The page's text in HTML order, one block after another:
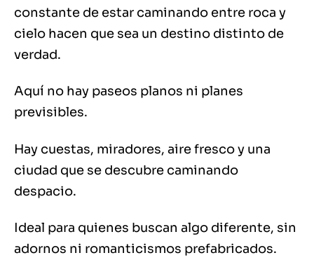
constante de estar caminando entre roca y
cielo hacen que sea un destino distinto de
verdad.
Aquí no hay paseos planos ni planes
previsibles.
Hay cuestas, miradores, aire fresco y una
ciudad que se descubre caminando
despacio.
Ideal para quienes buscan algo diferente, sin
adornos ni romanticismos prefabricados.